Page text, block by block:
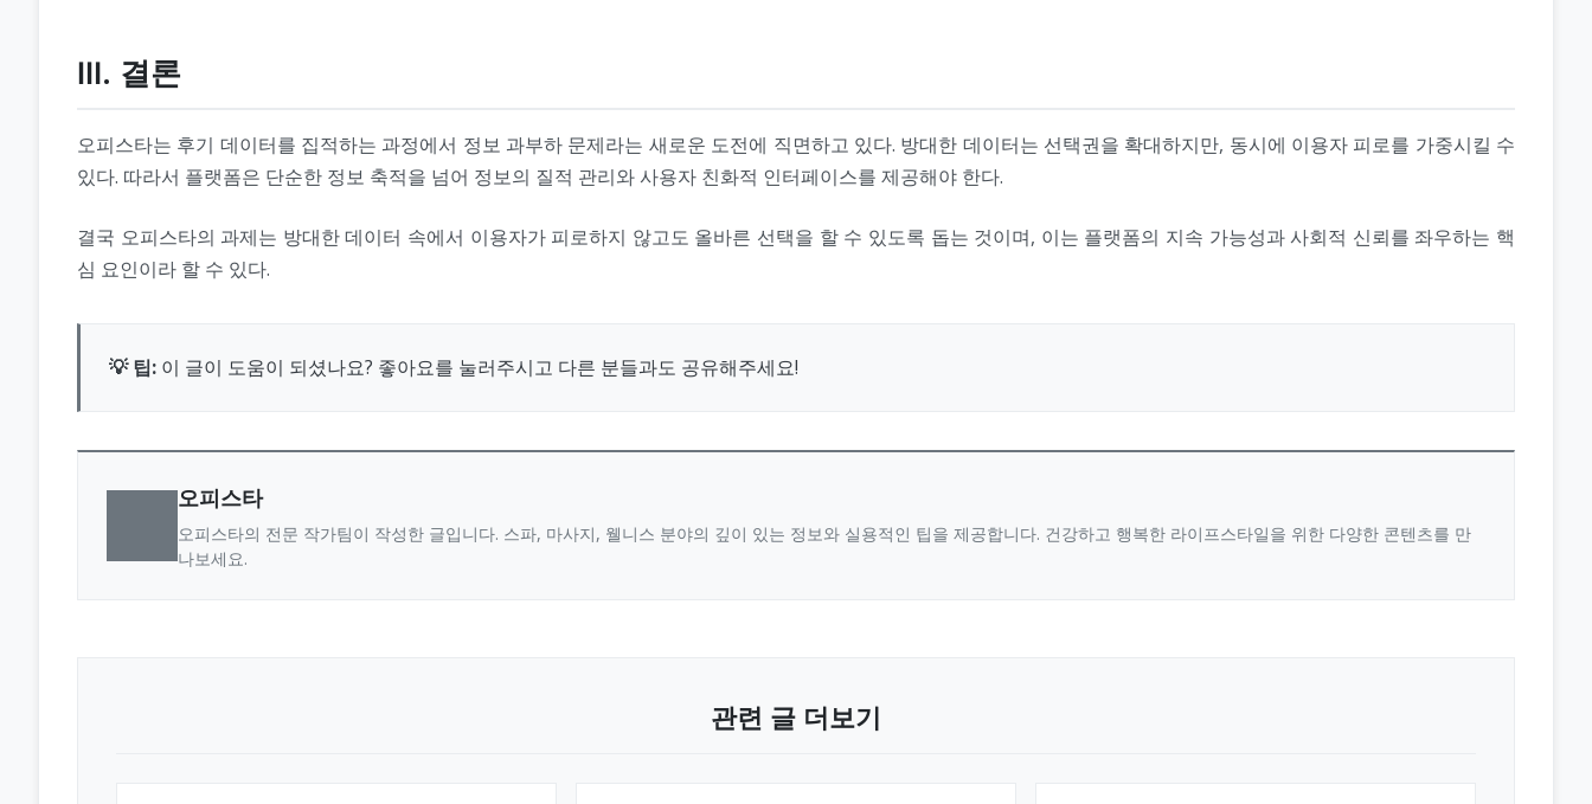
Ⅲ. 결론
오피스타는 후기 데이터를 집적하는 과정에서 정보 과부하 문제라는 새로운 도전에 직면하고 있다. 방대한 데이터는 선택권을 확대하지만, 동시에 이용자 피로를 가중시킬 수
있다. 따라서 플랫폼은 단순한 정보 축적을 넘어 정보의 질적 관리와 사용자 친화적 인터페이스를 제공해야 한다.
결국 오피스타의 과제는 방대한 데이터 속에서 이용자가 피로하지 않고도 올바른 선택을 할 수 있도록 돕는 것이며, 이는 플랫폼의 지속 가능성과 사회적 신뢰를 좌우하는 핵
심 요인이라 할 수 있다.
💡 팁: 이 글이 도움이 되셨나요? 좋아요를 눌러주시고 다른 분들과도 공유해주세요!
오피스타
오피스타의 전문 작가팀이 작성한 글입니다. 스파, 마사지, 웰니스 분야의 깊이 있는 정보와 실용적인 팁을 제공합니다. 건강하고 행복한 라이프스타일을 위한 다양한 콘텐츠를 만
나보세요.
관련 글 더보기